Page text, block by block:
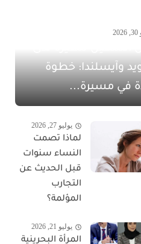
وآيسلندا: خطوة
في مسيرة...
يوليو 27, 2026
لماذا تصمت
النساء سنوات
قبل الحديث عن
التجارب
المؤلمة؟
يوليو 21, 2026
المرأة البحرينية